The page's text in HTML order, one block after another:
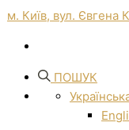
м. Київ, вул. Євгена
ПОШУК